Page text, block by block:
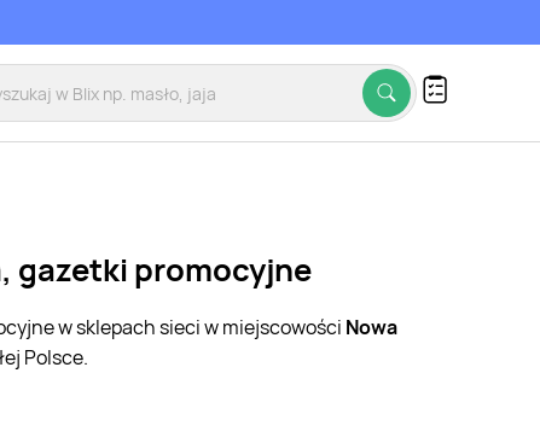
gazetki promocyjne
w sklepach sieci w miejscowości Nowa
Polsce.